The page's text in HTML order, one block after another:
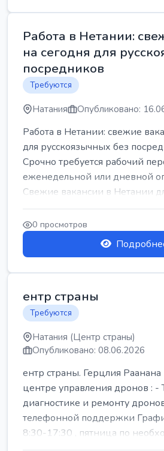
Работа в Нетании:
на сегодня для
посредников
Требуются
Натания Опубликовано:
Работа в Нетании: свежие
для русскоязычных без
Срочно требуется рабочий
еженедельной или дневной
Свежие вакансии в Нетании
0 просмотров
ентр страны
Требуются
Натания (Центр страны)
Опубликовано: 08.06.2026
ентр страны. Герцлия
центре управления дронов : -
диагностике и ремонту
телефонной поддержки
8:30-17:30 , пятница по